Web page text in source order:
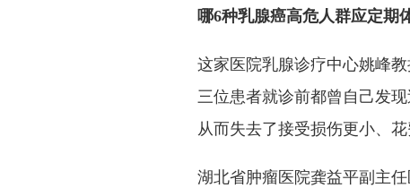
哪6种乳腺癌高危人群应定期
这家医院乳腺诊疗中心姚峰
三位患者就诊前都曾自己发
从而失去了接受损伤更小、花
湖北省肿瘤医院龚益平副主